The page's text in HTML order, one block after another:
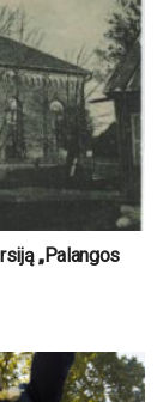
„Palangos